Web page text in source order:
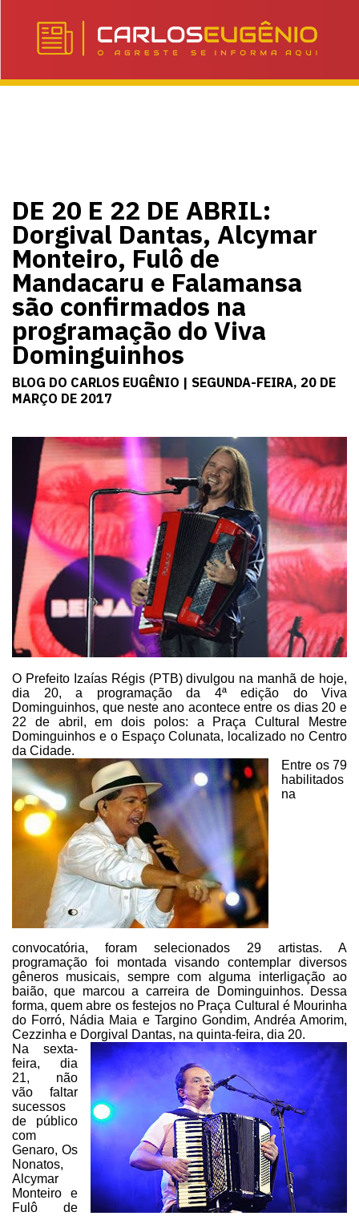
DE 20 E 22 DE ABRIL:
Dorgival Dantas, Alcymar
Monteiro, Fulô de
Mandacaru e Falamansa
são confirmados na
programação do Viva
Dominguinhos
BLOG DO CARLOS EUGÊNIO | SEGUNDA-FEIRA, 20 DE
MARÇO DE 2017
O Prefeito Izaías Régis (PTB)divulgou na manhã de hoje,
dia 20, a programação da 4ª edição do Viva
Dominguinhos, que neste ano acontece entre os dias 20 e
22 de abril, em dois polos: a Praça Cultural Mestre
Dominguinhos e o Espaço Colunata, localizado no Centro
da Cidade.
Entre os 79
habilitados
na
convocatória, foram selecionados 29 artistas. A
programação foi montada visando contemplar diversos
gêneros musicais, sempre com alguma interligação ao
baião, que marcou a carreira de Dominguinhos. Dessa
forma, quem abre os festejos no Praça Cultural é Mourinha
do Forró, Nádia Maia e Targino Gondim, Andréa Amorim,
Cezzinha e Dorgival Dantas, na quinta-feira, dia 20.
Na sexta-
feira, dia
21, não
vão faltar
sucessos
de público
com
Genaro, Os
Nonatos,
Alcymar
Monteiro e
Fulô de